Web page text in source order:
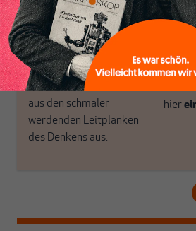
Dabei leben wir von
unseren Autoren, ihren
Recherchen, ihrem Wissen
und ihrem Enthusiasmus.
Gemeinsam scheren wir
aus den schmaler
werdenden Leitplanken
des Denkens aus.
Schon
hier